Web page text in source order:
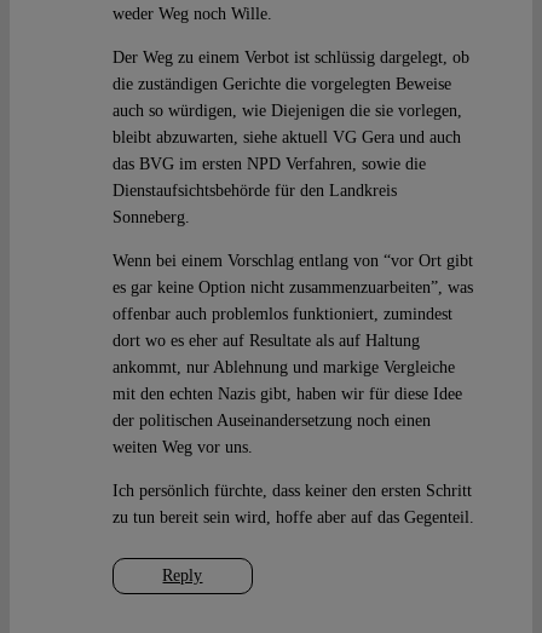
Reply
weder Weg noch Wille.
Der Weg zu einem Verbot ist schlüssig dargelegt, ob
die zuständigen Gerichte die vorgelegten Beweise
auch so würdigen, wie Diejenigen die sie vorlegen,
bleibt abzuwarten, siehe aktuell VG Gera und auch
das BVG im ersten NPD Verfahren, sowie die
Dienstaufsichtsbehörde für den Landkreis
Sonneberg.
Wenn bei einem Vorschlag entlang von “vor Ort gibt
es gar keine Option nicht zusammenzuarbeiten”, was
offenbar auch problemlos funktioniert, zumindest
dort wo es eher auf Resultate als auf Haltung
ankommt, nur Ablehnung und markige Vergleiche
mit den echten Nazis gibt, haben wir für diese Idee
der politischen Auseinandersetzung noch einen
weiten Weg vor uns.
Ich persönlich fürchte, dass keiner den ersten Schritt
zu tun bereit sein wird, hoffe aber auf das Gegenteil.